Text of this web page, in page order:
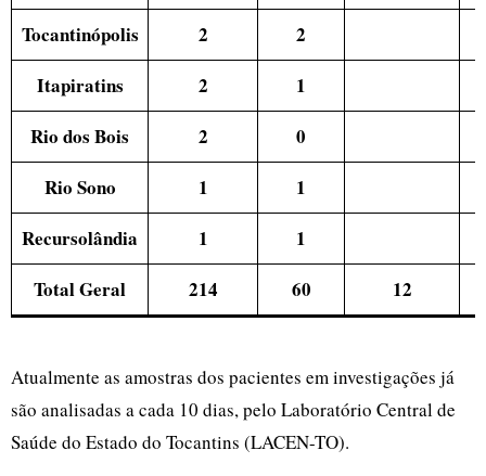
Tocantinópolis 2
2
Itapiratins
2
1
Rio dos Bois
2
0
Rio Sono
1
1
Recursolândia
1
1
Total Geral
214 60 12
Atualmente as amostras dos pacientes em investigações já
são analisadas a cada 10 dias, pelo Laboratório Central de
Saúde do Estado do Tocantins (LACEN-TO).